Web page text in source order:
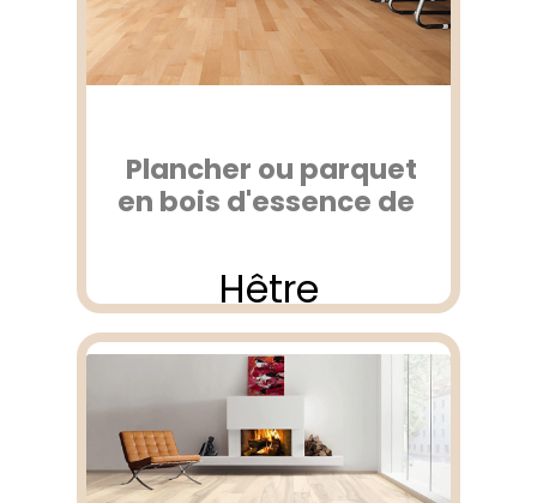
Plancher ou parquet
en bois d'essence de
Hêtre